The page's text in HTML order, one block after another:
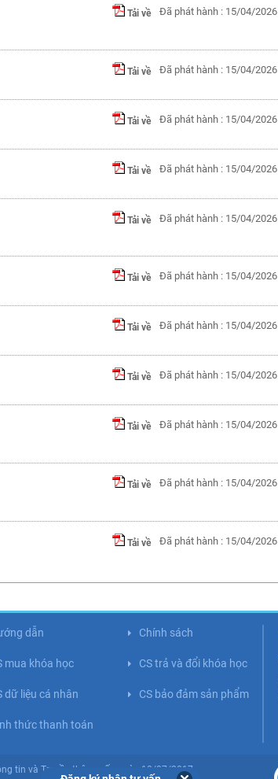
Tải về Đã phát hành : 15/04/2026
Tải về Đã phát hành : 15/04/2026
Tải về Đã phát hành : 15/04/2026
Tải về Đã phát hành : 15/04/2026
Tải về Đã phát hành : 15/04/2026
Tải về Đã phát hành : 15/04/2026
Tải về Đã phát hành : 15/04/2026
Tải về Đã phát hành : 15/04/2026
Tải về Đã phát hành : 15/04/2026
Tải về Đã phát hành : 15/04/2026
Tải về Đã phát hành : 15/04/2026
dẫn Chính sách
mua khóa học CS trả và đổi khóa học
dữ liệu cá nhân CS bảo đảm sản phẩm
thức thanh toán
tin và Truyền thông cấp ngày 10/07/2017.